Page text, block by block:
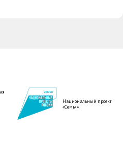
Национальный проект
«Семья»